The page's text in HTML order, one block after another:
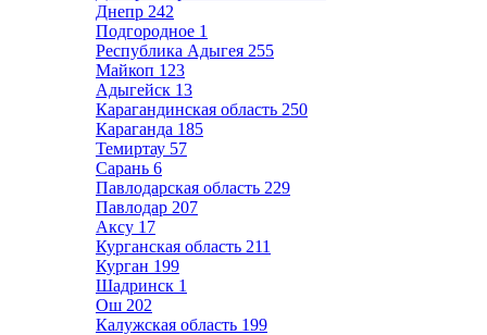
Днепр 242
Подгородное 1
Республика Адыгея 255
Майкоп 123
Адыгейск 13
Карагандинская область 250
Караганда 185
Темиртау 57
Сарань 6
Павлодарская область 229
Павлодар 207
Аксу 17
Курганская область 211
Курган 199
Шадринск 1
Ош 202
Калужская область 199